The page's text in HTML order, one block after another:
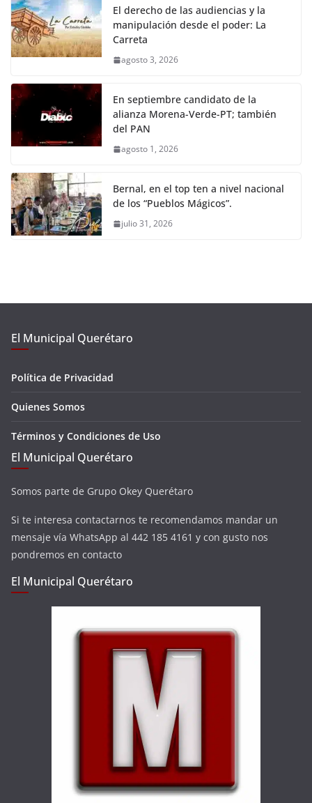
El derecho de las audiencias y la
manipulación desde el poder: La
Carreta
agosto 3, 2026
En septiembre candidato de la
alianza Morena-Verde-PT; también
del PAN
agosto 1, 2026
Bernal, en el top ten a nivel nacional
de los “Pueblos Mágicos”.
julio 31, 2026
El Municipal Querétaro
Política de Privacidad
Quienes Somos
Términos y Condiciones de Uso
El Municipal Querétaro
Somos parte de Grupo Okey Querétaro
Si te interesa contactarnos te recomendamos mandar un
mensaje vía WhatsApp al 442 185 4161 y con gusto nos
pondremos en contacto
El Municipal Querétaro